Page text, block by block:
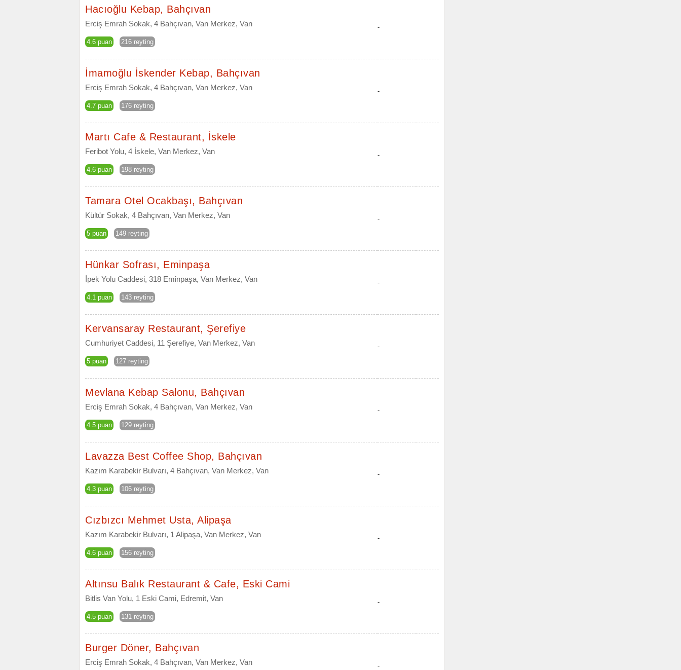
Hacıoğlu Kebap, Bahçıvan
Erciş Emrah Sokak, 4 Bahçıvan, Van Merkez, Van
4.6 puan 216 reyting
-
İmamoğlu İskender Kebap, Bahçıvan
Erciş Emrah Sokak, 4 Bahçıvan, Van Merkez, Van
4.7 puan 176 reyting
-
Martı Cafe & Restaurant, İskele
Feribot Yolu, 4 İskele, Van Merkez, Van
4.6 puan 198 reyting
-
Tamara Otel Ocakbaşı, Bahçıvan
Kültür Sokak, 4 Bahçıvan, Van Merkez, Van
5 puan 149 reyting
-
Hünkar Sofrası, Eminpaşa
İpek Yolu Caddesi, 318 Eminpaşa, Van Merkez, Van
4.1 puan 143 reyting
-
Kervansaray Restaurant, Şerefiye
Cumhuriyet Caddesi, 11 Şerefiye, Van Merkez, Van
5 puan 127 reyting
-
Mevlana Kebap Salonu, Bahçıvan
Erciş Emrah Sokak, 4 Bahçıvan, Van Merkez, Van
4.5 puan 129 reyting
-
Lavazza Best Coffee Shop, Bahçıvan
Kazım Karabekir Bulvarı, 4 Bahçıvan, Van Merkez, Van
4.3 puan 106 reyting
-
Cızbızcı Mehmet Usta, Alipaşa
Kazım Karabekir Bulvarı, 1 Alipaşa, Van Merkez, Van
4.6 puan 156 reyting
-
Altınsu Balık Restaurant & Cafe, Eski Cami
Bitlis Van Yolu, 1 Eski Cami, Edremit, Van
4.5 puan 131 reyting
-
Burger Döner, Bahçıvan
Erciş Emrah Sokak, 4 Bahçıvan, Van Merkez, Van -